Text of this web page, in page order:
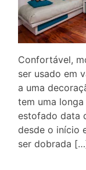
Confortável,
ser usado em
a uma
tem uma
estofado data
desde o início
ser dobrada